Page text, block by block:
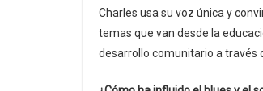
Charles usa su voz única y
temas que van desde la
desarrollo comunitario a través